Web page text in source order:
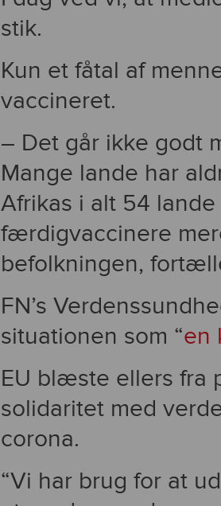
stik.
Kun et fåtal af
vaccineret.
– Det går ikke godt
Mange lande har
Afrikas i alt 54
færdigvaccinere
befolkningen,
FN’s
situationen som “en
EU blæste ellers fra
solidaritet med
corona.
“Vi har brug for at